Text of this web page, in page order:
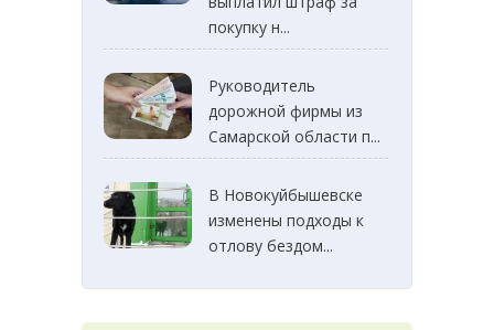
покупку н...
Руководитель
дорожной фирмы из
Самарской области п...
В Новокуйбышевске
изменены подходы к
отлову бездом...